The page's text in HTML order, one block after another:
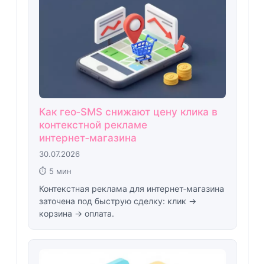
Как гео‑SMS снижают цену клика в
контекстной рекламе
интернет‑магазина
30.07.2026
⏱ 5 мин
Контекстная реклама для интернет‑магазина
заточена под быструю сделку: клик →
корзина → оплата.